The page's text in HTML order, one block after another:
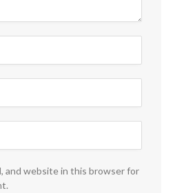
and website in this browser for